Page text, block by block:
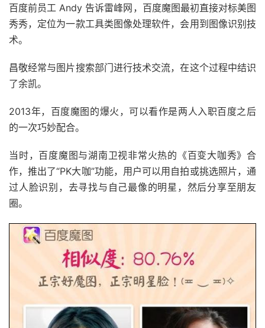
百度前员工 Andy 告诉雷峰网，百度魔图最初直接对标美图
秀秀，定位为一款工具类图像处理软件，会用到图像识别技
术。
昌敬经常与图片搜索部门进行技术交流，在这个过程中结识
了余凯。
2013年，百度魔图的爆火，可以看作是两人入职百度之后
的一次巧妙配合。
当时，百度魔图与湖南卫视非常火热的《百变大咖秀》合
作，推出了“PK大咖”功能，用户可以用自拍或挑选照片，通
过人脸识别，去寻找与自己最像的明星，然后分享至朋友
圈。